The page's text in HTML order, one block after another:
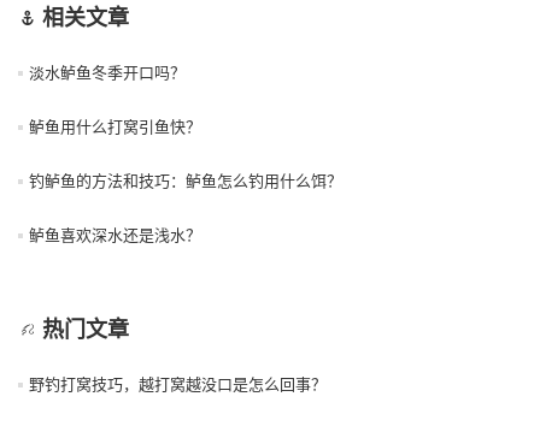
相关文章
淡水鲈鱼冬季开口吗？
鲈鱼用什么打窝引鱼快？
钓鲈鱼的方法和技巧：鲈鱼怎么钓用什么饵？
鲈鱼喜欢深水还是浅水？
热门文章
野钓打窝技巧，越打窝越没口是怎么回事？